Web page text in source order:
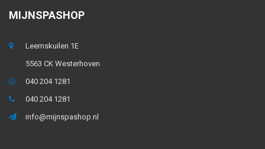
MIJNSPASHOP
Leemskuilen 1E
5563 CK Westerhoven
040 204 1281
040 204 1281
info@mijnspashop.nl